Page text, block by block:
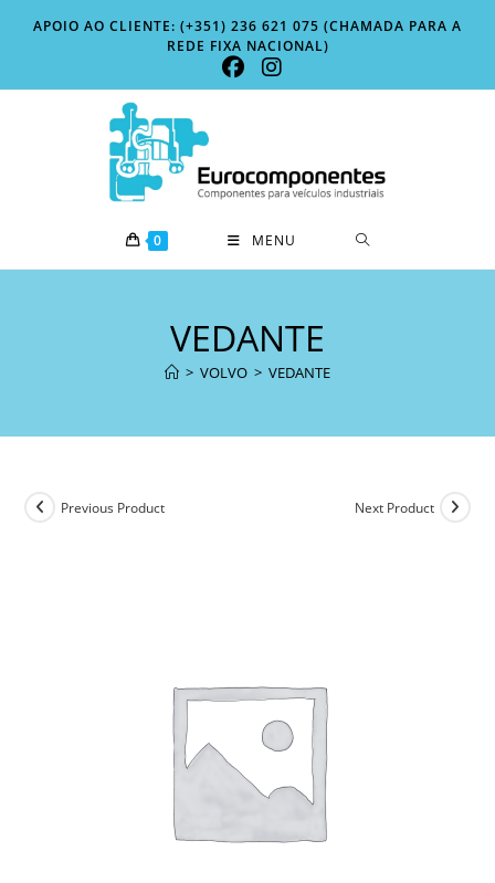
APOIO AO CLIENTE: (+351) 236 621 075 (CHAMADA PARA A
REDE FIXA NACIONAL)
0 MENU
VEDANTE
> VOLVO > VEDANTE
Previous Product Next Product